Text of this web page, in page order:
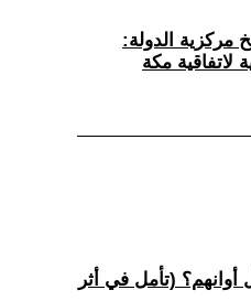
مركزية الدولة:
لاتفاقية مكة
أوانهم؟ (تأمل في أثر